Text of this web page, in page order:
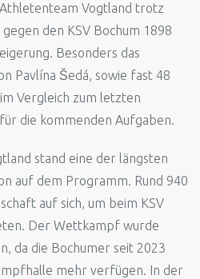
Vogtland trotz
den KSV Bochum 1898
Besonders das
Pavlína Šedá, sowie fast 48
Vergleich zum letzten
die kommenden Aufgaben.
stand eine der längsten
auf dem Programm. Rund 940
auf sich, um beim KSV
Der Wettkampf wurde
da die Bochumer seit 2023
mehr verfügen. In der